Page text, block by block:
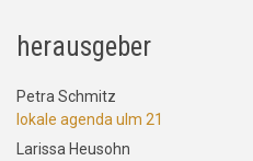
herausgeber
Petra Schmitz
lokale agenda ulm 21
Larissa Heusohn